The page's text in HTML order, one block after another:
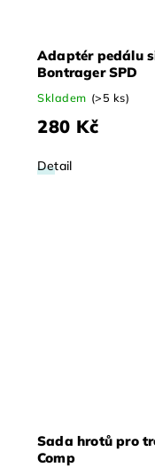
Adaptér pedálu
Bontrager SPD
Skladem (>5 ks)
280 Kč
Detail
Sada hrotů pro
Comp